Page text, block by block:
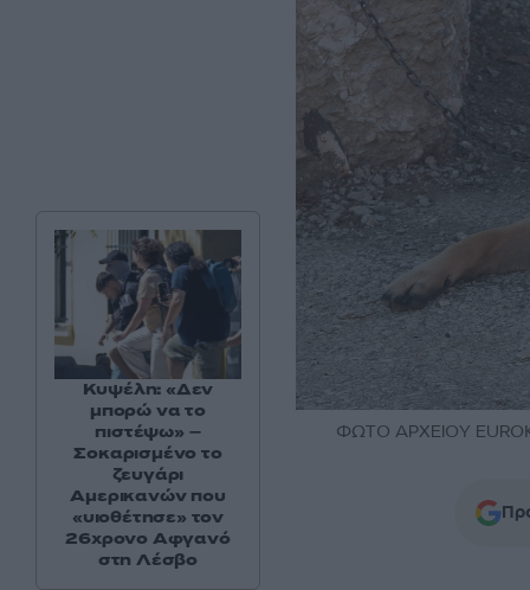
ΦΩΤΟ ΑΡΧΕΙΟΥ
Κυψέλη: «Δεν
μπορώ να το
πιστέψω» –
Σοκαρισμένο το
ζευγάρι
Αμερικανών που
«υιοθέτησε» τον
26χρονο Αφγανό
στη Λέσβο